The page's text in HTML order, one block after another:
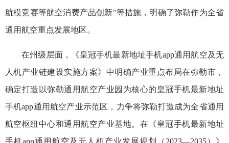
航模竞赛等航空消费产品创新"等措施，明确了弥勒作为全省
通用航空重点发展地区。
在州级层面，《皇冠手机最新地址手机app通用航空及无
人机产业链建设实施方案》中明确产业重点布局在弥勒市，
确定打造以弥勒通用航空产业园为核心的皇冠手机最新地址
手机app通用航空产业示范区，力争将弥勒打造成为全省通用
航空枢纽中心和通用航空产业基地。在《皇冠手机最新地址
手机app通用航空及无人机产业发展规划（2023—2035）》